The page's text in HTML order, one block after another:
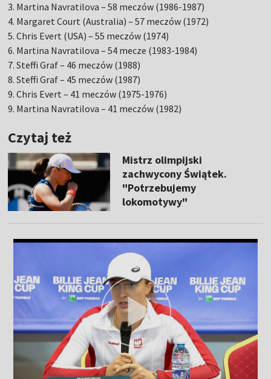
3. Martina Navratilova – 58 meczów (1986-1987)
4. Margaret Court (Australia) – 57 meczów (1972)
5. Chris Evert (USA) – 55 meczów (1974)
6. Martina Navratilova – 54 mecze (1983-1984)
7. Steffi Graf – 46 meczów (1988)
8. Steffi Graf – 45 meczów (1987)
9. Chris Evert – 41 meczów (1975-1976)
9. Martina Navratilova – 41 meczów (1982)
Czytaj też
Mistrz olimpijski
zachwycony Świątek.
"Potrzebujemy
lokomotywy"